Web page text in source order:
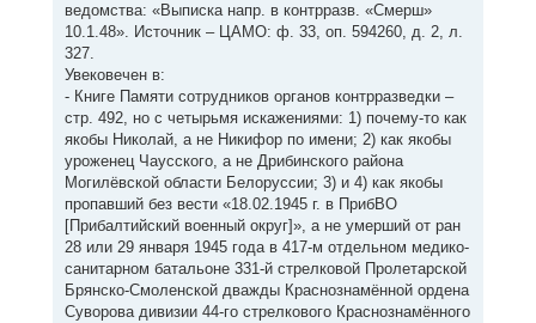
ведомства: «Выписка напр. в контрразв. «Смерш»
10.1.48». Источник – ЦАМО: ф. 33, оп. 594260, д. 2, л.
327.
Увековечен в:
- Книге Памяти сотрудников органов контрразведки –
стр. 492, но с четырьмя искажениями: 1) почему-то как
якобы Николай, а не Никифор по имени; 2) как якобы
уроженец Чаусского, а не Дрибинского района
Могилёвской области Белоруссии; 3) и 4) как якобы
пропавший без вести «18.02.1945 г. в ПрибВО
[Прибалтийский военный округ]», а не умерший от ран
28 или 29 января 1945 года в 417-м отдельном медико-
санитарном батальоне 331-й стрелковой Пролетарской
Брянско-Смоленской дважды Краснознамённой ордена
Суворова дивизии 44-го стрелкового Краснознамённого